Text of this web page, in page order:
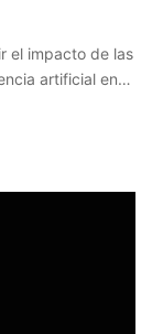
el impacto de las
artificial en…